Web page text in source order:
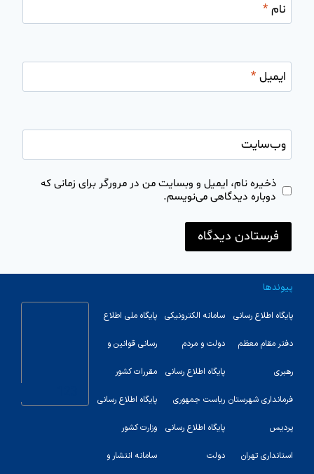
نام*
ایمیل*
وب‌سایت
ذخیره نام، ایمیل و وبسایت من در مرورگر برای زمانی که
دوباره دیدگاهی می‌نویسم.
پیوندها
پایگاه اطلاع رسانی
دفتر مقام معظم
رهبری
فرمانداری شهرستان
پردیس
استانداری تهران
سامانه الکترونیکی
دولت و مردم
پایگاه اطلاع رسانی
ریاست جمهوری
پایگاه اطلاع رسانی
دولت
پایگاه ملی اطلاع
رسانی قوانین و
مقررات کشور
پایگاه اطلاع رسانی
وزارت کشور
سامانه انتشار و